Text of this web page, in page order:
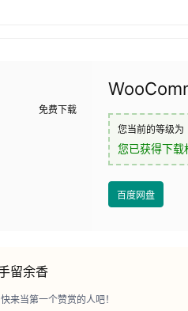
免费下载
您当前的等级为
您已获得下载
百度网盘
留余香
来当第一个赞赏的人吧！